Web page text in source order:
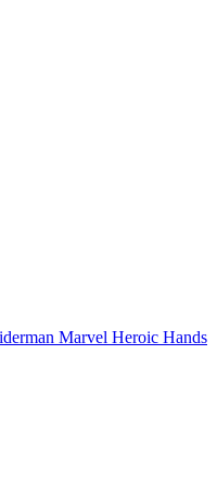
Marvel Heroic Hands